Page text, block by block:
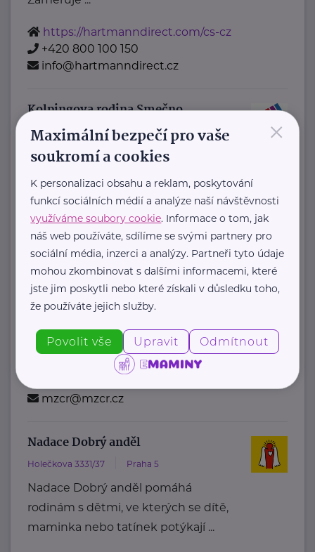
https://hartmanndirect.com/cs-cz
+420 800 100 150
info@hartmanndirect.cz
Kolpingova rodina Smečno
U Zámku 5 Smečno
Jsme nestátní nezisková organizace
na podporu rodin, ...
https://www.kolpingsmecno.cz/
+420 777 558 778
ludmila.janzurova@kolpingsmecno.cz
Palackého náměstí 375/4 Praha 2
https://www.mzcr.cz/
mzcr@mzcr.cz
Nadace Dobrý anděl
Holečkova 3331/37 Praha 5
Nadace Dobrý anděl pomáhá
rodinám s dětmi, ve kterých se dítě,
maminka nebo tatínek potýkají ...
×
Maximální bezpečí pro vaše
soukromí a cookies
K personalizaci obsahu a reklam, poskytování
funkcí sociálních médií a analýze naší návštěvnosti
využíváme soubory cookie. Informace o tom, jak
náš web používáte, sdílíme se svými partnery pro
sociální média, inzerci a analýzy. Partneři tyto údaje
mohou zkombinovat s dalšími informacemi, které
jste jim poskytli nebo které získali v důsledku toho,
že používáte jejich služby.
Povolit vše Upravit Odmítnout